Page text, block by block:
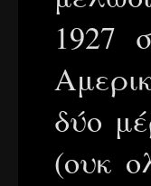
1927
δύο
(ουκ